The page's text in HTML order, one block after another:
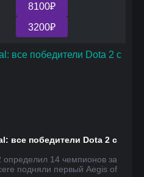
все победители Dota 2 с
14 чемпионов за
подняли первый Aegis of
8100₽
3200₽